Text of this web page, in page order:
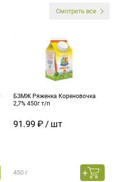
Смотреть все
БЗМЖ Ряженка Кореновочка
2,7% 450г т/п
91.99 ₽ / шт
450 г